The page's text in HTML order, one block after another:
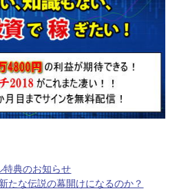
特典のお知らせ
たな伝説の幕開けになるのか？